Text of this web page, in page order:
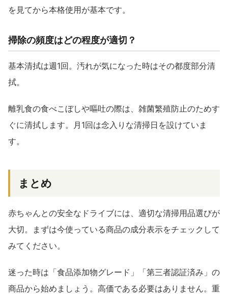
を見てから本格使用が基本です。
掃除の頻度はどの程度が適切？
基本清拭は週1回。汚れが気になった時はその都度部分清
拭。
離乳食の食べこぼしや嘔吐の際は、雑菌繁殖防止のためす
ぐに清拭します。月1回は念入りな清掃日を設けていま
す。
まとめ
赤ちゃんとの安全なドライブには、適切な清掃用品選びが
大切。まずは今使っている商品の成分表示をチェックして
みてください。
迷った時は「食品添加物グレード」「第三者認証済み」の
商品から始めましょう。高価である必要はありません。重